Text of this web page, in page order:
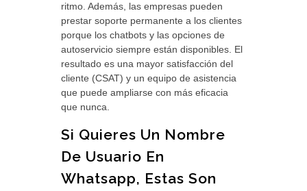
ritmo. Además, las empresas pueden
prestar soporte permanente a los clientes
porque los chatbots y las opciones de
autoservicio siempre están disponibles. El
resultado es una mayor satisfacción del
cliente (CSAT) y un equipo de asistencia
que puede ampliarse con más eficacia
que nunca.
Si Quieres Un Nombre
De Usuario En
Whatsapp, Estas Son